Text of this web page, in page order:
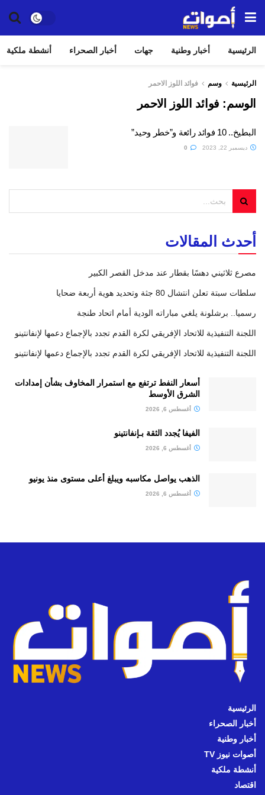
الرئيسية أخبار وطنية جهات أخبار الصحراء أنشطة ملكية
الرئيسية وسم فوائد اللوز الاحمر
الوسم: فوائد اللوز الاحمر
البطيخ.. 10 فوائد رائعة و”خطر وحيد”
ديسمبر 22, 2023
أحدث المقالات
مصرع ثلاثيني دهسًا بقطار عند مدخل القصر الكبير
سلطات سبتة تعلن انتشال 80 جثة وتحديد هوية أربعة ضحايا
رسميا.. برشلونة يلغي مباراته الودية أمام اتحاد طنجة
اللجنة التنفيذية للاتحاد الإفريقي لكرة القدم تجدد بالإجماع دعمها لإنفانتينو
اللجنة التنفيذية للاتحاد الإفريقي لكرة القدم تجدد بالإجماع دعمها لإنفانتينو
أسعار النفط ترتفع مع استمرار المخاوف بشأن إمدادات
الشرق الأوسط
أغسطس 6, 2026
الفيفا يُجدد الثقة بـإنفانتينو
أغسطس 6, 2026
الذهب يواصل مكاسبه ويبلغ أعلى مستوى منذ يونيو
أغسطس 6, 2026
الرئيسية
أخبار الصحراء
أخبار وطنية
أصوات نيوز TV
أنشطة ملكية
اقتصاد